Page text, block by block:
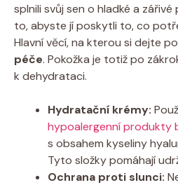
splnili svůj sen o hladké a zářivé
to, abyste ​jí poskytli⁤ to, co
Hlavní věcí, na ⁣kterou si ‌dejte
⁣péče. Pokožka je totiž ⁢po
k ⁣dehydrataci.
Hydratační ​krémy:
hypoalergenní produkty
s obsahem kyseliny
Tyto složky​ pomáhají
Ochrana proti slunci: